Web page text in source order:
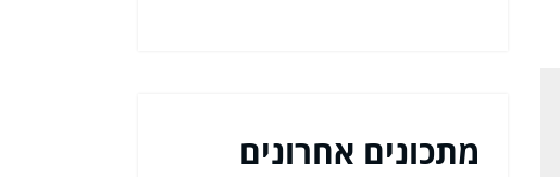
מתכונים אחרונים